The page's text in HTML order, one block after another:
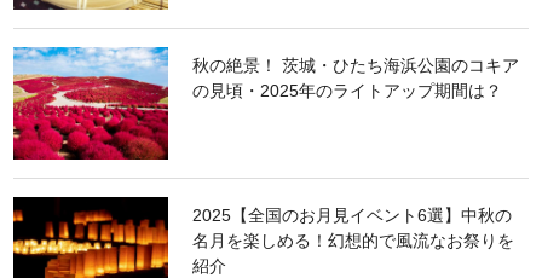
秋の絶景！ 茨城・ひたち海浜公園のコキア
の見頃・2025年のライトアップ期間は？
2025【全国のお月見イベント6選】中秋の
名月を楽しめる！幻想的で風流なお祭りを
紹介